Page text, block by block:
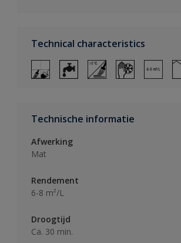
Technical characteristics
Technische informatie
Afwerking
Mat
Rendement
6-8 m²/L
Droogtijd
Ca. 30 min.